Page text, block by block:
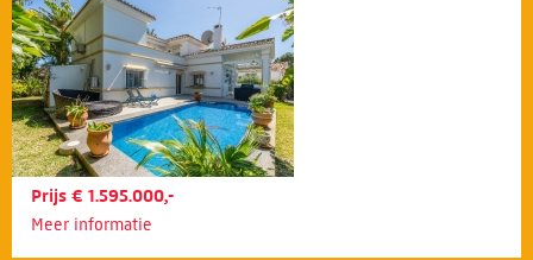
Prijs € 1.595.000,-
Meer informatie